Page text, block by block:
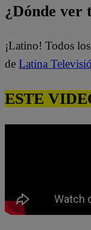
¿Dónde ver
¡Latino! Todos
de Latina
ESTE